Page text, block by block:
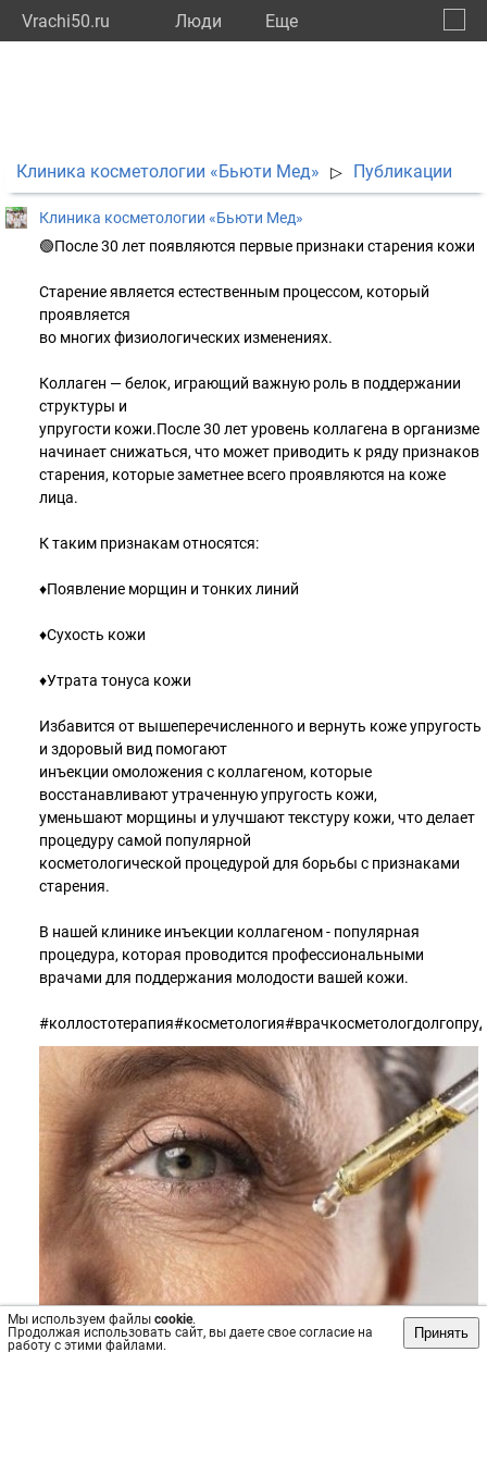
Vrachi50.ru Люди Eще
Мы используем файлы cookie.
Продолжая использовать сайт, вы даете свое согласие на
работу с этими файлами.
Принять
Клиника косметологии «Бьюти Мед» ▷ Публикации
Клиника косметологии «Бьюти Мед»
🟢После 30 лет появляются первые признаки старения кожи
Старение является естественным процессом, который
проявляется
во многих физиологических изменениях.
Коллаген — белок, играющий важную роль в поддержании
структуры и
упругости кожи.После 30 лет уровень коллагена в организме
начинает снижаться, что может приводить к ряду признаков
старения, которые заметнее всего проявляются на коже
лица.
К таким признакам относятся:
♦️Появление морщин и тонких линий
♦️Сухость кожи
♦️Утрата тонуса кожи
Избавится от вышеперечисленного и вернуть коже упругость
и здоровый вид помогают
инъекции омоложения с коллагеном, которые
восстанавливают утраченную упругость кожи,
уменьшают морщины и улучшают текстуру кожи, что делает
процедуру самой популярной
косметологической процедурой для борьбы с признаками
старения.
В нашей клинике инъекции коллагеном - популярная
процедура, которая проводится профессиональными
врачами для поддержания молодости вашей кожи.